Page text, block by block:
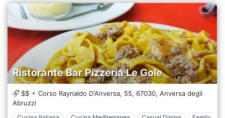
Ristorante Bar Pizzeria Le Gole
$$ Corso Raynaldo D'Anversa, 55, 67030, Anversa degli
Abruzzi